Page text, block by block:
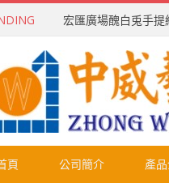
宏匯廣場醜白兎手提
頁 公司簡介 產